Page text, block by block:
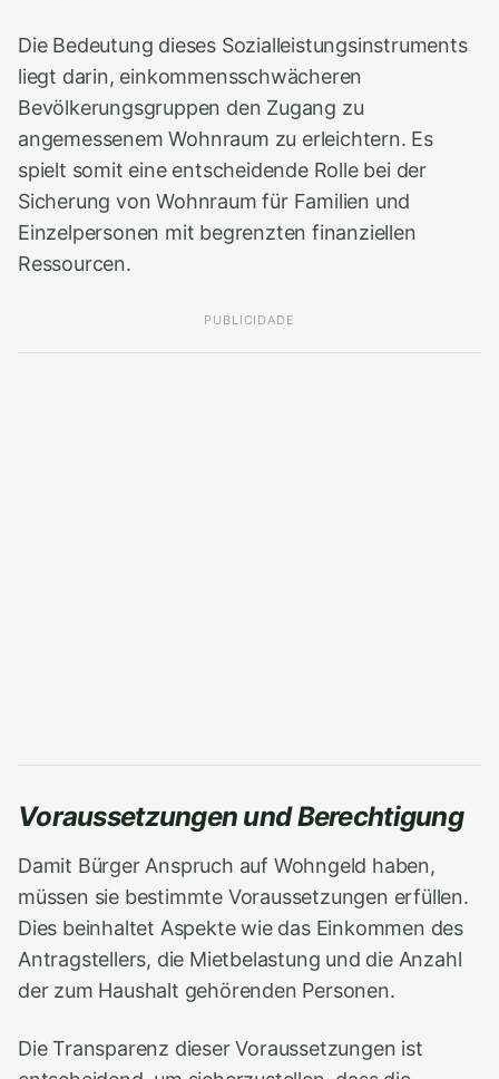
Die Bedeutung dieses Sozialleistungsinstruments
liegt darin, einkommensschwächeren
Bevölkerungsgruppen den Zugang zu
angemessenem Wohnraum zu erleichtern. Es
spielt somit eine entscheidende Rolle bei der
Sicherung von Wohnraum für Familien und
Einzelpersonen mit begrenzten finanziellen
Ressourcen.
PUBLICIDADE
Voraussetzungen und Berechtigung
Damit Bürger Anspruch auf Wohngeld haben,
müssen sie bestimmte Voraussetzungen erfüllen.
Dies beinhaltet Aspekte wie das Einkommen des
Antragstellers, die Mietbelastung und die Anzahl
der zum Haushalt gehörenden Personen.
Die Transparenz dieser Voraussetzungen ist